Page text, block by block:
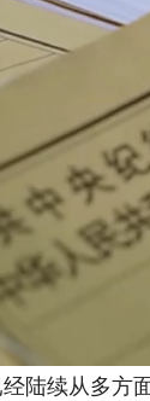
陆续从多方